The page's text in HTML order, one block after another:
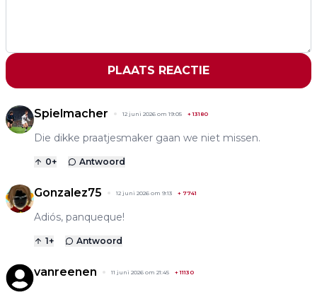
PLAATS REACTIE
Spielmacher 12 juni 2026 om 19:05 +13180
Die dikke praatjesmaker gaan we niet missen.
0+ Antwoord
Gonzalez75 12 juni 2026 om 9:13 + 7741
Adiós, panqueque!
1+ Antwoord
vanreenen 11 juni 2026 om 21:45 +11130